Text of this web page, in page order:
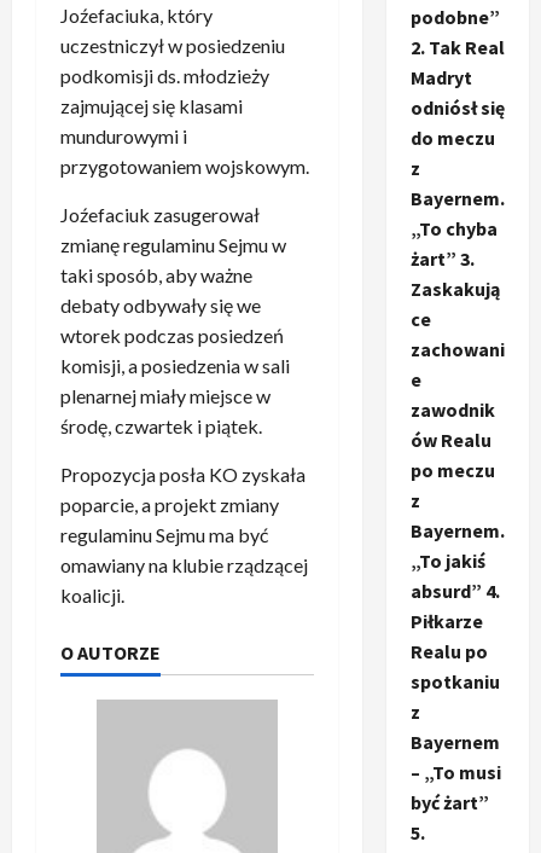
Joźefaciuka, który
uczestniczył w posiedzeniu
podkomisji ds. młodzieży
zajmującej się klasami
mundurowymi i
przygotowaniem wojskowym.
Joźefaciuk zasugerował
zmianę regulaminu Sejmu w
taki sposób, aby ważne
debaty odbywały się we
wtorek podczas posiedzeń
komisji, a posiedzenia w sali
plenarnej miały miejsce w
środę, czwartek i piątek.
Propozycja posła KO zyskała
poparcie, a projekt zmiany
regulaminu Sejmu ma być
omawiany na klubie rządzącej
koalicji.
O AUTORZE
podobne”
2. Tak Real
Madryt
odniósł się
do meczu
z
Bayernem.
„To chyba
żart” 3.
Zaskakują
ce
zachowani
e
zawodnik
ów Realu
po meczu
z
Bayernem.
„To jakiś
absurd” 4.
Piłkarze
Realu po
spotkaniu
z
Bayernem
– „To musi
być żart”
5.